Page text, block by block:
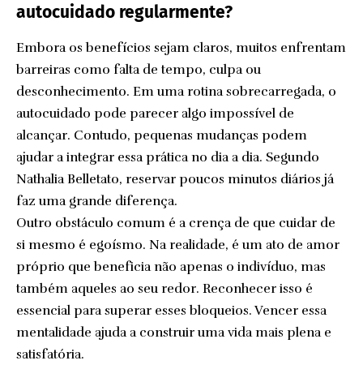
autocuidado regularmente?
Embora os benefícios sejam claros, muitos enfrentam
barreiras como falta de tempo, culpa ou
desconhecimento. Em uma rotina sobrecarregada, o
autocuidado pode parecer algo impossível de
alcançar. Contudo, pequenas mudanças podem
ajudar a integrar essa prática no dia a dia. Segundo
Nathalia Belletato, reservar poucos minutos diários já
faz uma grande diferença.
Outro obstáculo comum é a crença de que cuidar de
si mesmo é egoísmo. Na realidade, é um ato de amor
próprio que beneficia não apenas o indivíduo, mas
também aqueles ao seu redor. Reconhecer isso é
essencial para superar esses bloqueios. Vencer essa
mentalidade ajuda a construir uma vida mais plena e
satisfatória.